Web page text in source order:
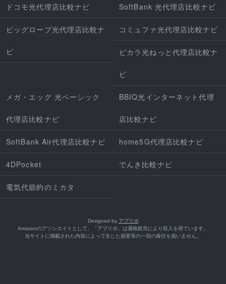
ドコモ光代理店比較ナビ SoftBank 光代理店比較ナビ
ビッグローブ光代理店比較ナ
ビ
コミュファ光代理店比較ナビ
ピカラ光ねっと代理店比較ナ
ビ
メガ・エッグ 光ベーシック
代理店比較ナビ
BBIQ光インターネット代理
店比較ナビ
SoftBank Air代理店比較ナビ home5G代理店比較ナビ
4DPocket でんき比較ナビ
電気代節約のミカタ
Designed by アプリポ
Amazonのアソシエイトとして、「アプリポ」は適格販売により収入を得ています。
当サイトに掲載された内容によって生じた損害等の一切の責任を負いません。